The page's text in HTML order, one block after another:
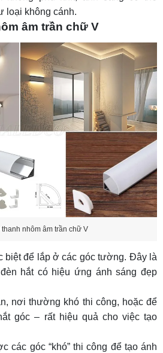
loại không cánh.
âm trần chữ V
nhôm âm trần chữ V
biệt để lắp ở các góc tường. Đây là
đèn hắtcó hiệu ứng ánh sáng đẹp
nơi thường khó thi công, hoặc để
góc – rất hiệu quả cho việc tạo
các góc “khó” thi công để tạo ánh